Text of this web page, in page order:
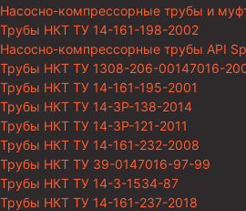
Насосно-компрессорные трубы и
Трубы НКТ ТУ 14-161-198-2002
Насосно-компрессорные трубы API
Трубы НКТ ТУ 1308-206-00147016-
Трубы НКТ ТУ 14-161-195-2001
Трубы НКТ ТУ 14-3Р-138-2014
Трубы НКТ ТУ 14-3Р-121-2011
Трубы НКТ ТУ 14-161-232-2008
Трубы НКТ ТУ 39-0147016-97-99
Трубы НКТ ТУ 14-3-1534-87
Трубы НКТ ТУ 14-161-237-2018